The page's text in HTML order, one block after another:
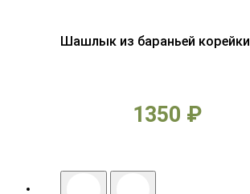
Шашлык из бараньей корейки
1350 ₽